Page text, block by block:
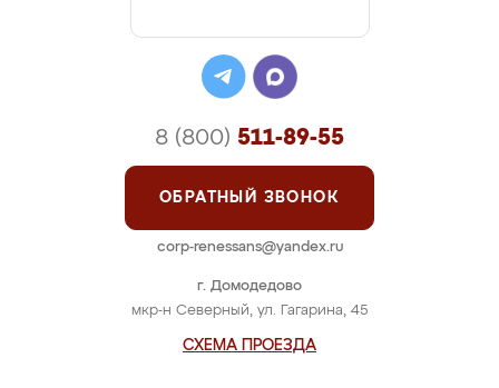
г. Домодедово
мкр-н Северный, ул. Гагарина, 45
СХЕМА ПРОЕЗДА
8 (800) 511-89-55
ОБРАТНЫЙ ЗВОНОК
corp-renessans@yandex.ru